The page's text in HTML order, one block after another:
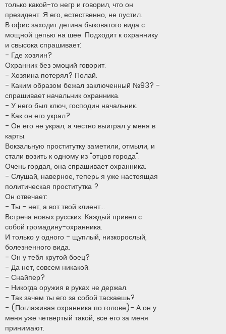
только какой-то негр и говорил, что он
президент. Я его, естественно, не пустил.
В офис заходит детина быковатого вида с
мощной цепью на шее. Подходит к охраннику
и свысока спрашивает:
- Где хозяин?
Охранник без эмоций говорит:
- Хозяина потерял? Полай.
- Каким образом бежал заключенный №93? -
спрашивает начальник охранника.
- У него был ключ, господин начальник.
- Как он его украл?
- Он его не украл, а честно выиграл у меня в
карты.
Вокзальную проститутку заметили, отмыли, и
стали возить к одному из "отцов города".
Очень гордая, она спрашивает охранника:
- Слушай, наверное, теперь я уже настоящая
политическая проститутка ?
Он отвечает:
- Ты - нет, а вот твой клиент...
Встреча новых русских. Каждый привел с
собой громадину-охранника.
И только у одного - щуплый, низкорослый,
болезненного вида.
- Он у тебя крутой боец?
- Да нет, совсем никакой.
- Снайпер?
- Никогда оружия в руках не держал.
- Так зачем ты его за собой таскаешь?
- (Поглаживая охранника по голове)- А он у
меня уже четвертый такой, все его за меня
принимают.